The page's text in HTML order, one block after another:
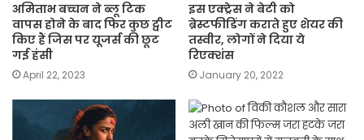
अमिताभ बच्चन ने ब्लू टिक
वापस होने के बाद फिर कुछ ट्वीट
किए हैं जिस पर यूजर्स की छूट
गई हंसी
April 22, 2023
इस एक्ट्रेस ने बेटी को
ब्रेस्टफीडिंग कराते हुए शेयर की
तस्वीर, लोगों ने दिया ये
रिएक्शंस
January 20, 2022